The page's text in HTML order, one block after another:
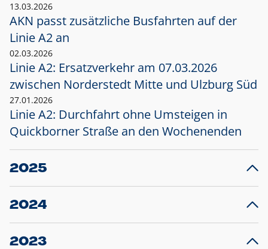
13.03.2026
AKN passt zusätzliche Busfahrten auf der
Linie A2 an
02.03.2026
Linie A2: Ersatzverkehr am 07.03.2026
zwischen Norderstedt Mitte und Ulzburg Süd
27.01.2026
Linie A2: Durchfahrt ohne Umsteigen in
Quickborner Straße an den Wochenenden
2025
23.12.2025
Projekt S5: Start der Bauarbeiten am
2024
10.12.2024
Großprojekt S5: Sperrung der Bahnstraße in
2023